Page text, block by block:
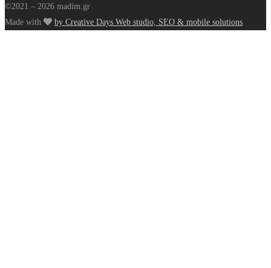
©2021 – 2026 madim.gr
Made with
by Creative Days Web studio, SEO & mobile solutions